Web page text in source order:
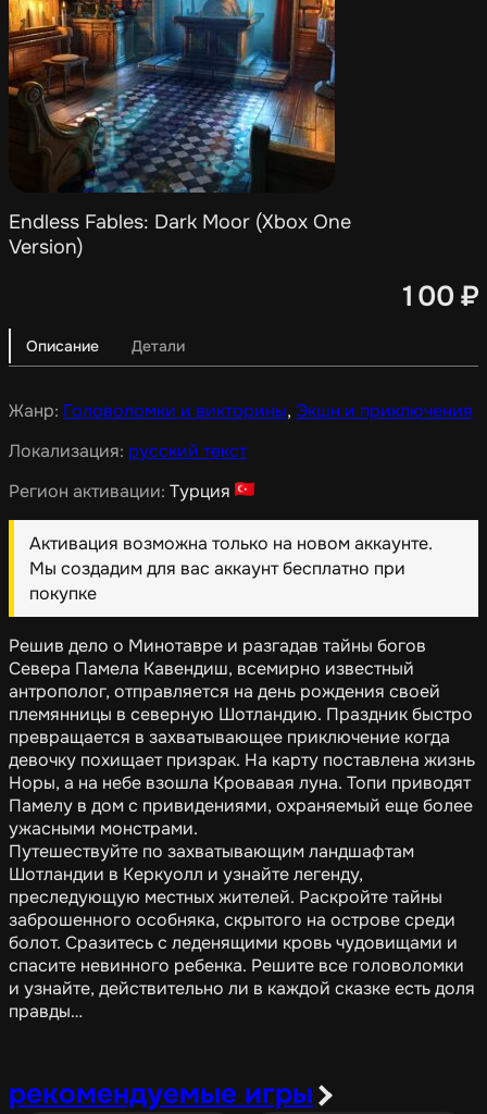
Endless Fables: Dark Moor (Xbox One
Version)
100 ₽
Описание Детали
Жанр: Головоломки и викторины, Экшн и приключения
Локализация: русский текст
Регион активации: Турция
Активация возможна только на новом аккаунте.
Мы создадим для вас аккаунт бесплатно при
покупке
Решив дело о Минотавре и разгадав тайны богов
Севера Памела Кавендиш, всемирно известный
антрополог, отправляется на день рождения своей
племянницы в северную Шотландию. Праздник быстро
превращается в захватывающее приключение когда
девочку похищает призрак. На карту поставлена жизнь
Норы, а на небе взошла Кровавая луна. Топи приводят
Памелу в дом с привидениями, охраняемый еще более
ужасными монстрами.
Путешествуйте по захватывающим ландшафтам
Шотландии в Керкуолл и узнайте легенду,
преследующую местных жителей. Раскройте тайны
заброшенного особняка, скрытого на острове среди
болот. Сразитесь с леденящими кровь чудовищами и
спасите невинного ребенка. Решите все головоломки
и узнайте, действительно ли в каждой сказке есть доля
правды…
рекомендуемые игры